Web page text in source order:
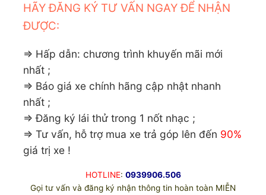
HÃY ĐĂNG KÝ TƯ VẤN NGAY ĐỂ NHẬN
ĐƯỢC:
⇒ Hấp dẫn: chương trình khuyến mãi mới
nhất ;
⇒ Báo giá xe chính hãng cập nhật nhanh
nhất ;
⇒ Đăng ký lái thử trong 1 nốt nhạc ;
⇒ Tư vấn, hỗ trợ mua xe trả góp lên đến 90%
giá trị xe !
HOTLINE: 0939906.506
Gọi tư vấn và đăng ký nhận thông tin hoàn toàn MIỄN